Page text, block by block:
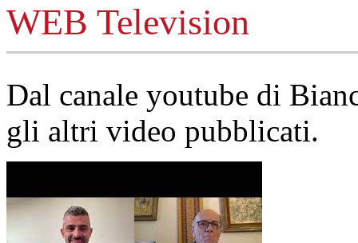
WEB Television
Dal canale youtube di
gli altri video pubblicati.